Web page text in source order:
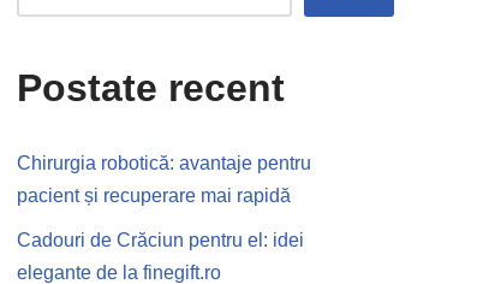
Postate recent
Chirurgia robotică: avantaje pentru
pacient și recuperare mai rapidă
Cadouri de Crăciun pentru el: idei
elegante de la finegift.ro